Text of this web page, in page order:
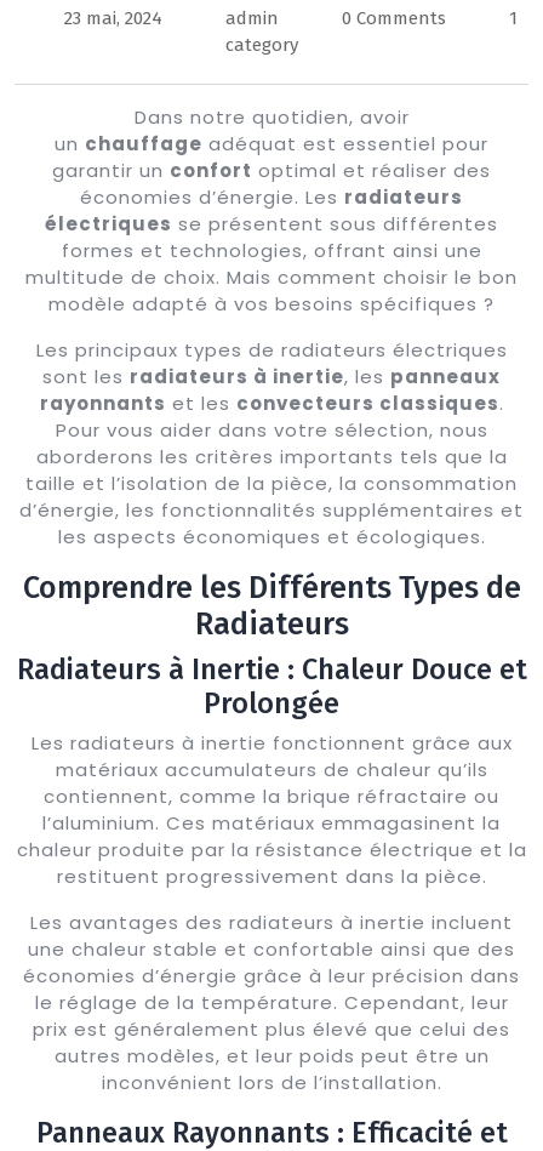
23 mai, 2024 admin 0 Comments
1
category
Dans notre quotidien, avoir
un chauffage adéquat est essentiel pour
garantir un confort optimal et réaliser des
économies d’énergie. Les radiateurs
électriques se présentent sous différentes
formes et technologies, offrant ainsi une
multitude de choix. Mais comment choisir le bon
modèle adapté à vos besoins spécifiques ?
Les principaux types de radiateurs électriques
sont les radiateurs à inertie, les panneaux
rayonnants et les convecteurs classiques.
Pour vous aider dans votre sélection, nous
aborderons les critères importants tels que la
taille et l’isolation de la pièce, la consommation
d’énergie, les fonctionnalités supplémentaires et
les aspects économiques et écologiques.
Comprendre les Différents Types de
Radiateurs
Radiateurs à Inertie : Chaleur Douce et
Prolongée
Les radiateurs à inertie fonctionnent grâce aux
matériaux accumulateurs de chaleur qu’ils
contiennent, comme la brique réfractaire ou
l’aluminium. Ces matériaux emmagasinent la
chaleur produite par la résistance électrique et la
restituent progressivement dans la pièce.
Les avantages des radiateurs à inertie incluent
une chaleur stable et confortable ainsi que des
économies d’énergie grâce à leur précision dans
le réglage de la température. Cependant, leur
prix est généralement plus élevé que celui des
autres modèles, et leur poids peut être un
inconvénient lors de l’installation.
Panneaux Rayonnants : Efficacité et